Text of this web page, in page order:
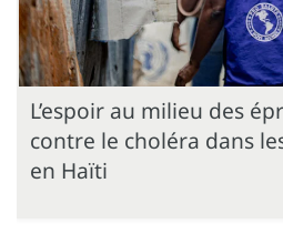
L’espoir au milieu des
contre le choléra dans
en Haïti